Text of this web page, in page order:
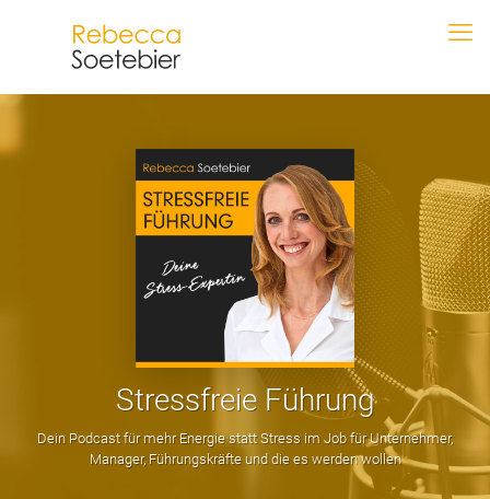
Stressfreie Führung
Dein Podcast für mehr Energie statt Stress im Job für Unternehmer,
Manager, Führungskräfte und die es werden wollen